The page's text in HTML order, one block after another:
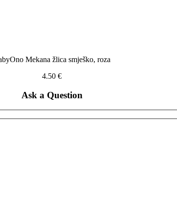
Mekana žlica smješko, roza
4.50 €
Ask a Question